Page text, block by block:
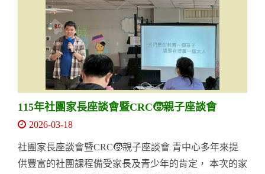
115年社團家長座談會暨CRC🧒親子座談會
2026-03-18
社團家長座談會暨CRC🧒親子座談會 青中心多年來提
供豐富的社團課程備受家長及青少年的肯定， 本次的家